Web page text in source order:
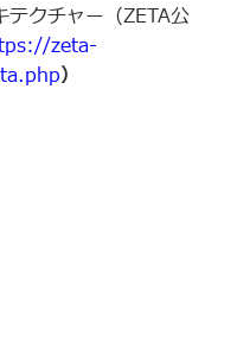
テクチャー（ZETA公
zeta-
）